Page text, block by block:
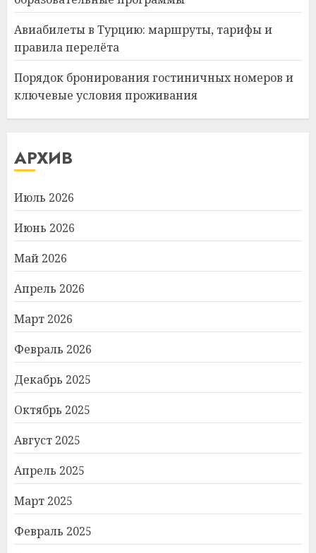
Авиабилеты в Турцию: маршруты, тарифы и
правила перелёта
Порядок бронирования гостиничных номеров и
ключевые условия проживания
АРХИВ
Июль 2026
Июнь 2026
Май 2026
Апрель 2026
Март 2026
Февраль 2026
Декабрь 2025
Октябрь 2025
Август 2025
Апрель 2025
Март 2025
Февраль 2025